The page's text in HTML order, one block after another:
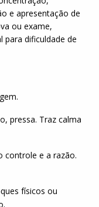
e apresentação de
ou exame,
para dificuldade de
pressa. Traz calma
controle e a razão.
físicos ou